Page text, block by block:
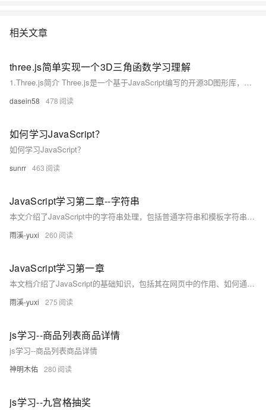
相关文章
three.js简单实现一个3D三角函数学习理解
1.Three.js简介 Three.js是一个基于JavaScript编写的开源3D图形库，利用WebGL技术在网页上渲染3D图形。它提供了许多高级功能，如几何体、纹理、光照、阴影等，以便开发者能够快速地创建复杂且逼真的3D场景。同时，Three.js还具有很好的跨平台和跨浏览器兼容性，让用户无需安装任何插件就可以在现代浏览器上观看3D内容。
dasein58 478
如何学习JavaScript？
如何学习JavaScript？
sunrr 463
JavaScript学习第二章--字符串
本文介绍了JavaScript中的字符串处理，包括普通字符串和模板字符串的使用方法及常见字符串操作方法如`charAt`、`concat`、`endsWith`等，适合前端学习者参考。作者是一位热爱前端技术的大一学生，专注于分享实用的编程技巧。
雨溪-yuxi 260
JavaScript学习第一章
本文档介绍了JavaScript的基础知识，包括其在网页中的作用、如何通过JavaScript动态设置HTML元素的CSS属性，以及JavaScript中的变量类型（`var`、`let`、`const`）和数据类型（基本数据类型与引用数据类型）。通过实例代码详细解释了JavaScript的核心概念，适合初学者入门学习。
雨溪-yuxi 275
js学习--商品列表商品详情
js学习--商品列表商品详情
神明木佑 280
js学习--九宫格抽奖